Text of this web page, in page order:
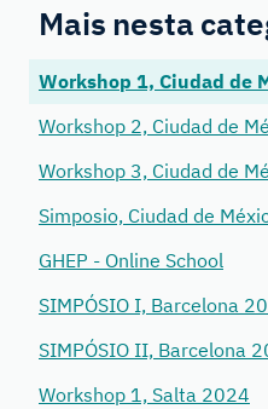
Mais nesta
Workshop 1, Ciudad de
Workshop 2, Ciudad de
Workshop 3, Ciudad de
Simposio, Ciudad de
GHEP - Online School
SIMPÓSIO I, Barcelona
SIMPÓSIO II, Barcelona
Workshop 1, Salta 2024